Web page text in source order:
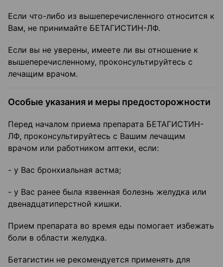
Если что-либо из вышеперечисленного относится к
Вам, не принимайте БЕТАГИСТИН-ЛФ.
Если вы не уверены, имеете ли вы отношение к
вышеперечисленному, проконсультируйтесь с
лечащим врачом.
Особые указания и меры предосторожности
Перед началом приема препарата БЕТАГИСТИН-
ЛФ, проконсультируйтесь с Вашим лечащим
врачом или работником аптеки, если:
- у Вас бронхиальная астма;
- у Вас ранее была язвенная болезнь желудка или
двенадцатиперстной кишки.
Прием препарата во время еды помогает избежать
боли в области желудка.
Бетагистин не рекомендуется применять для